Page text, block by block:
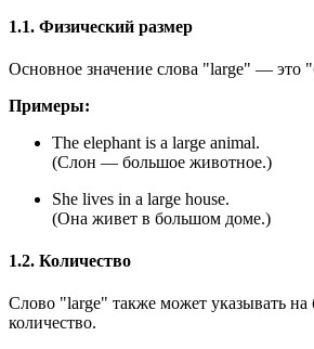
1.1. Физический размер
Основное значение слова "large" — это
Примеры:
The elephant is a large animal.
(Слон — большое животное.)
She lives in a large house.
(Она живет в большом доме.)
1.2. Количество
Слово "large" также может указывать на
количество.